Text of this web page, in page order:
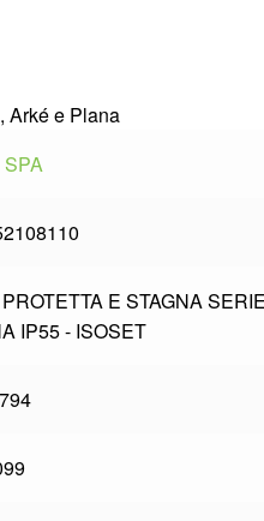
Arké e Plana
E STAGNA
IP55 - ISOSET